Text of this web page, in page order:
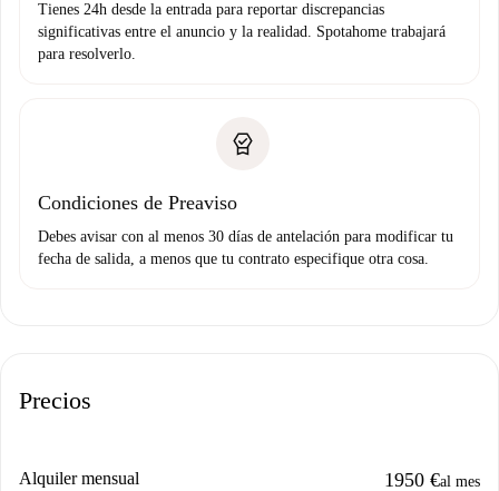
Tienes 24h desde la entrada para reportar discrepancias
significativas entre el anuncio y la realidad. Spotahome trabajará
para resolverlo.
Condiciones de Preaviso
Debes avisar con al menos 30 días de antelación para modificar tu
fecha de salida, a menos que tu contrato especifique otra cosa.
Precios
Alquiler mensual 1950 €al mes